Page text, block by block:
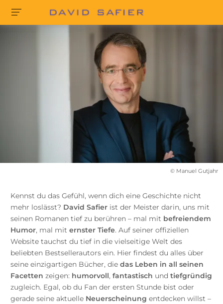
© Manuel Gutjahr
Kennst du das Gefühl, wenn dich eine Geschichte nicht
mehr loslässt? David Safierist der Meister darin, uns mit
seinen Romanen tief zu berühren – mal mit befreiendem
Humor, mal mit ernster Tiefe. Auf seiner offiziellen
Website tauchst du tief in die vielseitige Welt des
beliebten Bestsellerautors ein. Hier findest du alles über
seine einzigartigen Bücher, die das Leben in all seinen
Facetten zeigen: humorvoll, fantastisch und tiefgründig
zugleich. Egal, ob du Fan der ersten Stunde bist oder
gerade seine aktuelle Neuerscheinung entdecken willst –